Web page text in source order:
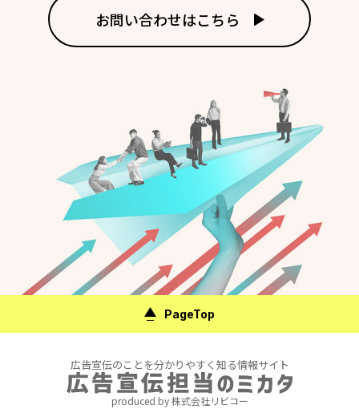
お問い合わせはこちら
PageTop
広告宣伝のことを分かりやすく知る情報サイト
produced by 株式会社リビコー